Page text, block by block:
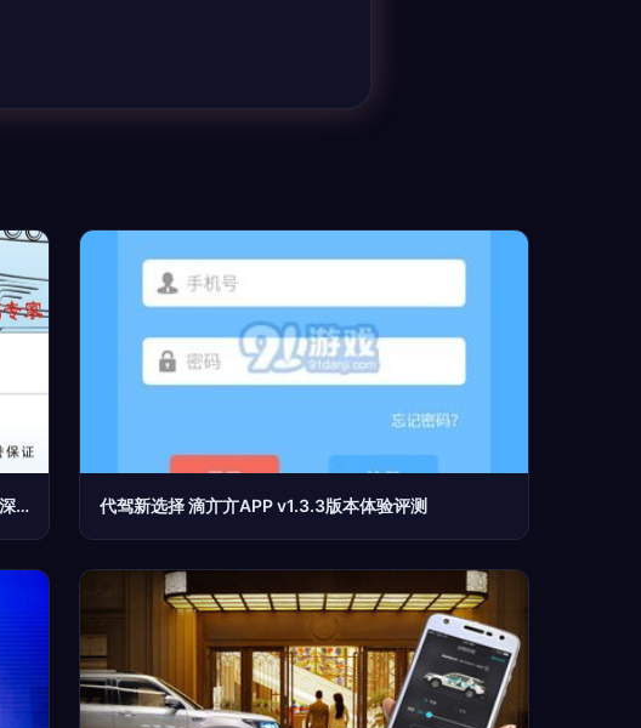
商务与便利的完美融合 机场名片素材与代驾服务的深度解析 代驾新选择 滴亣亣APP v1.3.3版本体验评测